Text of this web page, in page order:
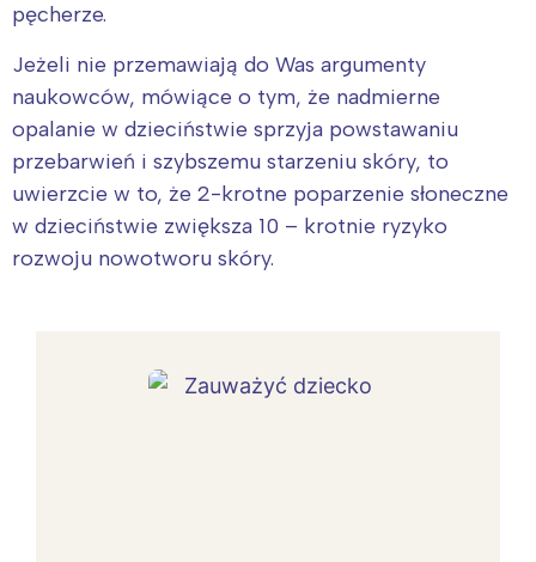
pęcherze.
Jeżeli nie przemawiają do Was argumenty
naukowców, mówiące o tym, że nadmierne
opalanie w dzieciństwie sprzyja powstawaniu
przebarwień i szybszemu starzeniu skóry, to
uwierzcie w to, że 2-krotne poparzenie słoneczne
w dzieciństwie zwiększa 10 – krotnie ryzyko
rozwoju nowotworu skóry.